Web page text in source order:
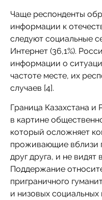
Чаще респонденты
информации к
следуют социальные
Интернет (36,1%).
информации о
частоте месте, их
случаев [4].
Граница Казахстана
в картине
который осложняет
проживающие вблизи
друг друга, и не
Поддержание
приграничного
и низовых социальных